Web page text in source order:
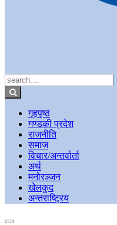
गृहपृष्ठ
गण्डकी प्रदेश
राजनीति
समाज
विचार/अन्तर्वार्ता
अर्थ
मनोरञ्जन
खेलकुद
अन्तराष्ट्रिय